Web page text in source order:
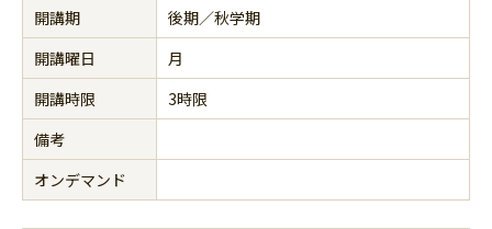
開講期
後期／秋学期
開講曜日
月
開講時限
3時限
備考
オンデマンド